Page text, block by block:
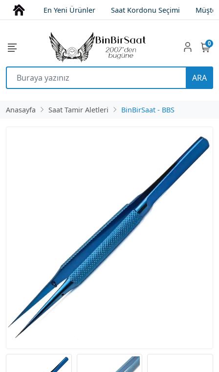
En Yeni Ürünler Saat Kordonu Seçimi
ARA
0
Anasayfa Saat Tamir Aletleri BinBirSaat - BBS